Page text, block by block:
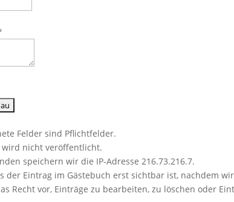
Felder sind Pflichtfelder.
wird nicht veröffentlicht.
speichern wir die IP-Adresse 216.73.216.7.
der Eintrag im Gästebuch erst sichtbar ist, nachdem
Recht vor, Einträge zu bearbeiten, zu löschen oder